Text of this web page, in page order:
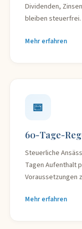
Dividenden,
bleiben steuerfrei.
Mehr erfahren
📅
60-Tage-
Steuerliche
Tagen Aufenthalt
Voraussetzungen
Mehr erfahren